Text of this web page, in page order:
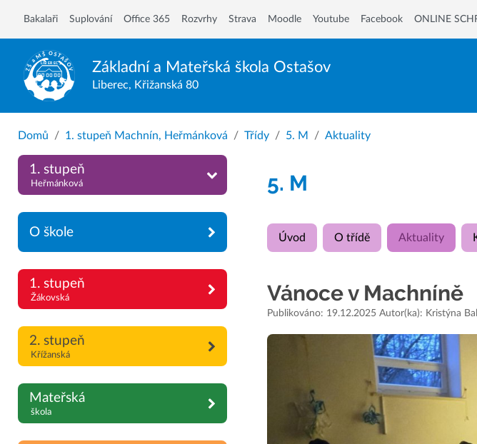
Základní a Mateřská škola Ostašov
Liberec, Křižanská 80
Bakalaři Suplování Office 365 Rozvrhy Strava Moodle Youtube Facebook ONLINE
Domů 1. stupeň Machnín, Heřmánková Třídy 5. M Aktuality
1. stupeň
Heřmánková
O škole
1. stupeň
Žákovská
2. stupeň
Křížanská
Mateřská
škola
5. M
Úvod O třídě Aktuality
Vánoce v Machníně
Publikováno: 19.12.2025 Autor(ka): Kristýna